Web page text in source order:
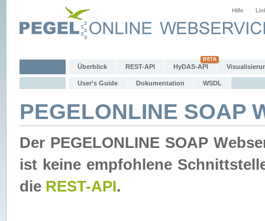
Hilfe
Überblick REST-API HyDAS-API
User's Guide Dokumentation WSDL
PEGELONLINE SOAP
Der PEGELONLINE SOAP
ist keine empfohlene
die REST-API.